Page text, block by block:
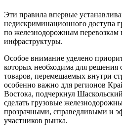
Эти правила впервые
недискриминационного доступа
по железнодорожным перевозкам
инфраструктуры.
Особое внимание уделено
которых необходима для решения
товаров, перемещаемых внутри
особенно важно для регионов
Востока, подчеркнул
сделать грузовые
прозрачными, справедливыми и
участников рынка.